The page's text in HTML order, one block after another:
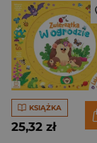
KSIĄŻKA
25,32 zł